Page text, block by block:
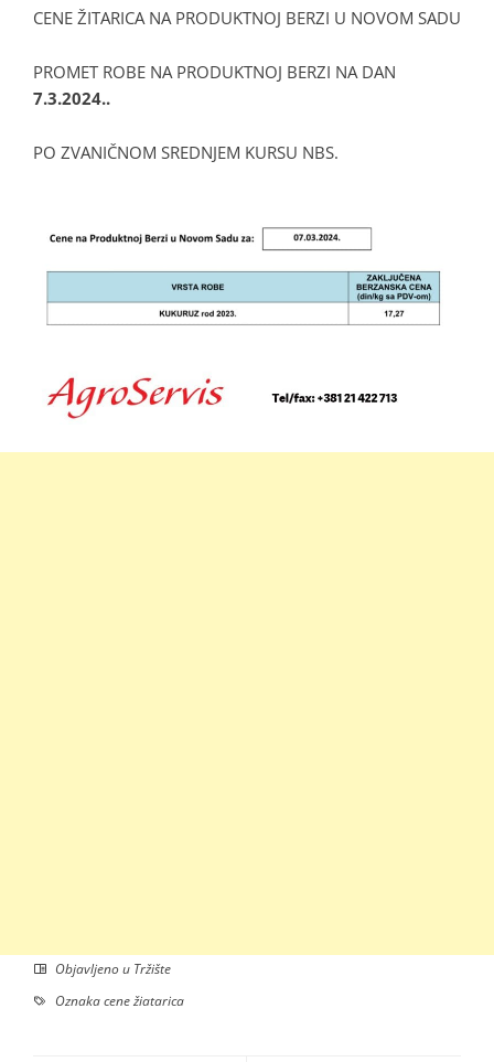
CENE ŽITARICA NA PRODUKTNOJ BERZI U NOVOM SADU
PROMET ROBE NA PRODUKTNOJ BERZI NA DAN
7.3.2024..
PO ZVANIČNOM SREDNJEM KURSU NBS.
Objavljeno u Tržište
Oznakacene žiatarica